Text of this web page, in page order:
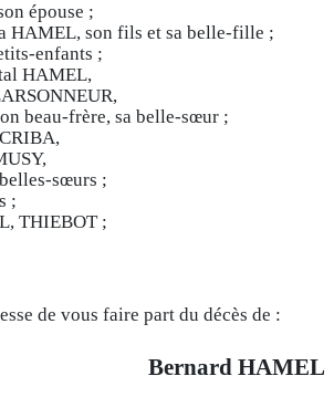
épouse ;
HAMEL, son fils et sa belle-fille ;
enfants ;
HAMEL,
beau-frère, sa belle-sœur ;
sœurs ;
;
THIEBOT ;
de vous faire part du décès de :
Bernard HAMEL